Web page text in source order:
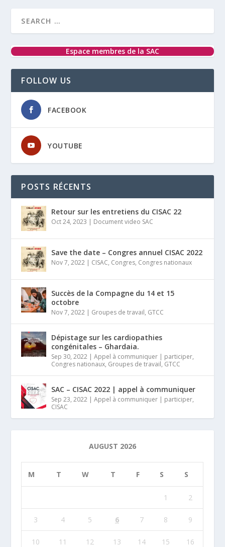
Espace membres de la SAC
FOLLOW US
FACEBOOK
YOUTUBE
POSTS RÉCENTS
Retour sur les entretiens du CISAC 22
Oct 24, 2023 | Document video SAC
Save the date – Congres annuel CISAC 2022
Nov 7, 2022 | CISAC, Congres, Congres nationaux
Succès de la Compagne du 14 et 15
octobre
Nov 7, 2022 | Groupes de travail, GTCC
Dépistage sur les cardiopathies
congénitales – Ghardaia.
Sep 30, 2022 |Appel à communiquer | participer,
Congres nationaux, Groupes de travail, GTCC
SAC – CISAC 2022 | appel à communiquer
Sep 23, 2022 |Appel à communiquer | participer,
CISAC
AUGUST 2026
M T W T F S S
1 2
3 4 5 6 7 8 9
10 11 12 13 14 15 16